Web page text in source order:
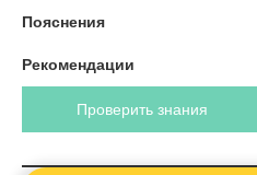
Пояснения
Рекомендации
Проверить знания